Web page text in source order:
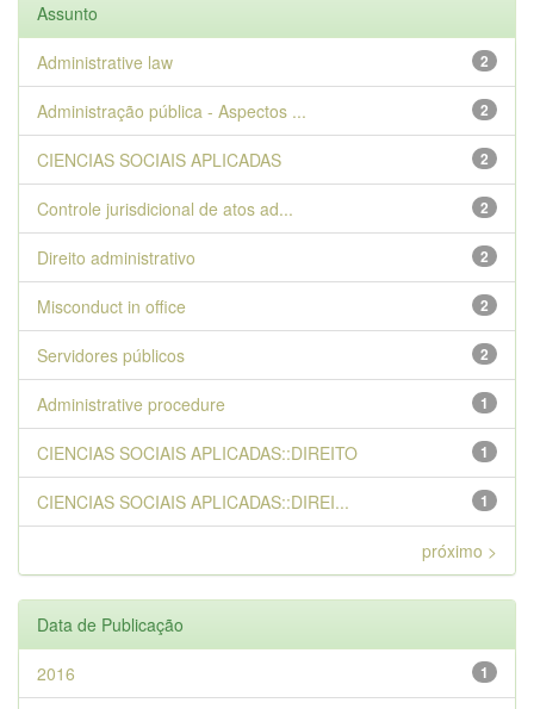
Assunto
2
Administrative law
2
Administração pública - Aspectos ...
2
CIENCIAS SOCIAIS APLICADAS
2
Controle jurisdicional de atos ad...
2
Direito administrativo
2
Misconduct in office
2
Servidores públicos
1
Administrative procedure
1
CIENCIAS SOCIAIS APLICADAS::DIREITO
1
CIENCIAS SOCIAIS APLICADAS::DIREI...
próximo >
Data de Publicação
1
2016